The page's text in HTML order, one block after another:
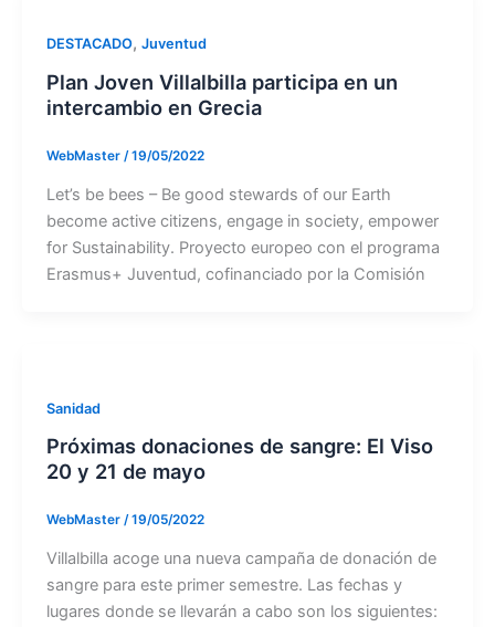
DESTACADO, Juventud
Plan Joven Villalbilla participa en un
intercambio en Grecia
WebMaster /19/05/2022
Let’s be bees – Be good stewards of our Earth
become active citizens, engage in society, empower
for Sustainability. Proyecto europeo con el programa
Erasmus+ Juventud, cofinanciado por la Comisión
Sanidad
Próximas donaciones de sangre: El Viso
20 y 21 de mayo
WebMaster /19/05/2022
Villalbilla acoge una nueva campaña de donación de
sangre para este primer semestre. Las fechas y
lugares donde se llevarán a cabo son los siguientes: